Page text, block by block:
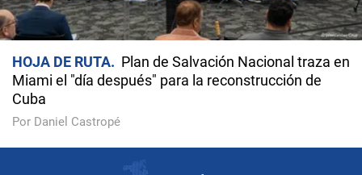
HOJA DE RUTA
Plan de Salvación Nacional traza en
Miami el "día después" para la reconstrucción de
Cuba
Por Daniel Castropé